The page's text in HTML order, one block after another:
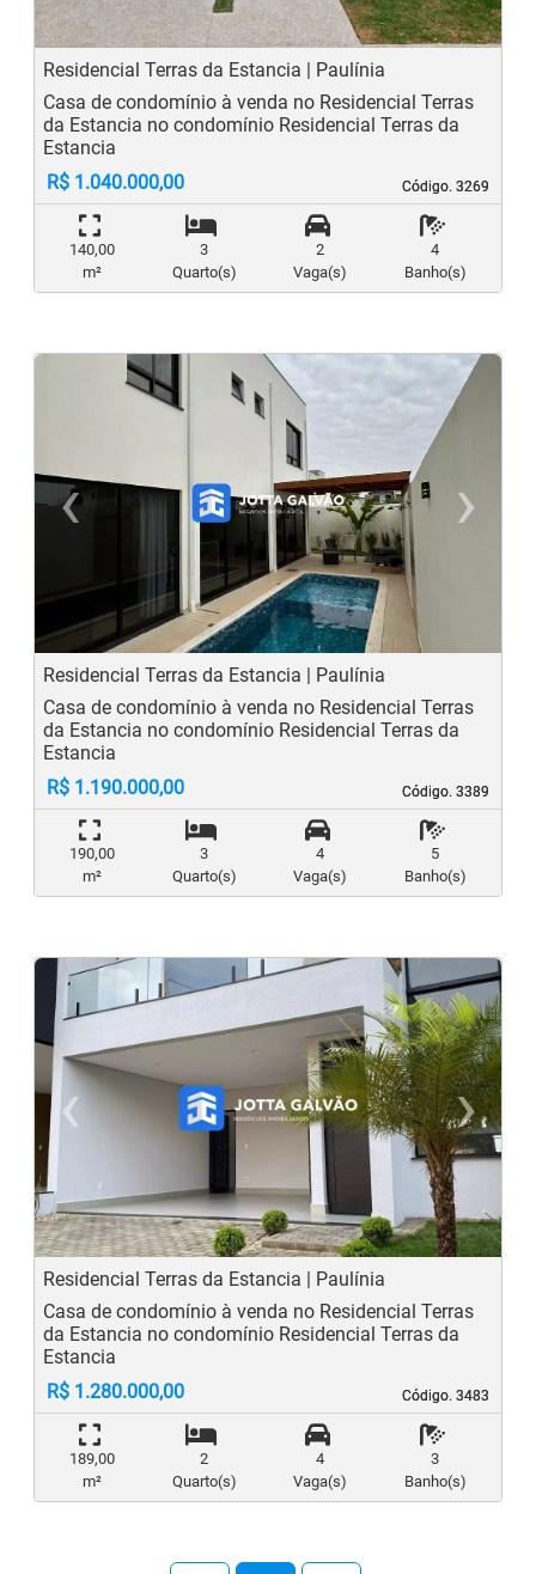
Residencial Terras da Estancia | Paulínia
Código. 3269
Código. 3269
Casa de condomínio à venda no Residencial Terras
da Estancia no condomínio Residencial Terras da
Estancia
R$ 1.040.000,00
140,00
m²
3
Quarto(s)
2
Vaga(s)
4
Banho(s)
‹
Previous
›
Residencial Terras da Estancia | Paulínia
Código. 3389
Código. 3389
Casa de condomínio à venda no Residencial Terras
da Estancia no condomínio Residencial Terras da
Estancia
R$ 1.190.000,00
190,00
m²
3
Quarto(s)
4
Vaga(s)
5
Banho(s)
‹
Previous
›
Residencial Terras da Estancia | Paulínia
Código. 3483
Código. 3483
Casa de condomínio à venda no Residencial Terras
da Estancia no condomínio Residencial Terras da
Estancia
R$ 1.280.000,00
189,00
m²
2
Quarto(s)
4
Vaga(s)
3
Banho(s)